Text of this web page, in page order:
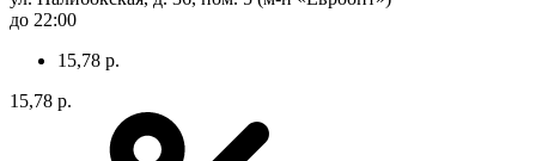
до 22:00
15,78 р.
15,78 р.